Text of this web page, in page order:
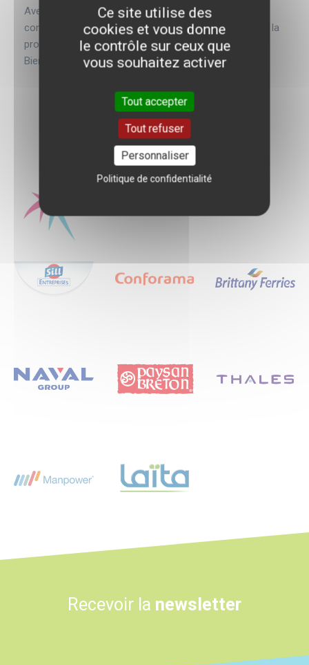
Avec leurs compétences et expertises diverses, ils
contribuent à l'essor de l'ISFFEL et l’engagement dans la
professionnalisation de nos étudiants.
Bienvenue à tous les quatre !
Quelques entreprises
Recevoir la newsletter
Ce site utilise des
cookies et vous donne
le contrôle sur ceux que
vous souhaitez activer
Tout accepter
Tout refuser
Personnaliser
Politique de confidentialité